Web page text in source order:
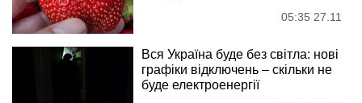
05:35 27.11
Вся Україна буде без світла: нові
графіки відключень – скільки не
буде електроенергії